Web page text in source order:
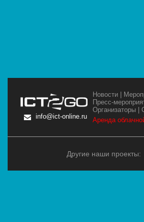
info@ict-online.ru
Новости |
Пресс-
Организаторы |
Аренда
Другие наши проекты: